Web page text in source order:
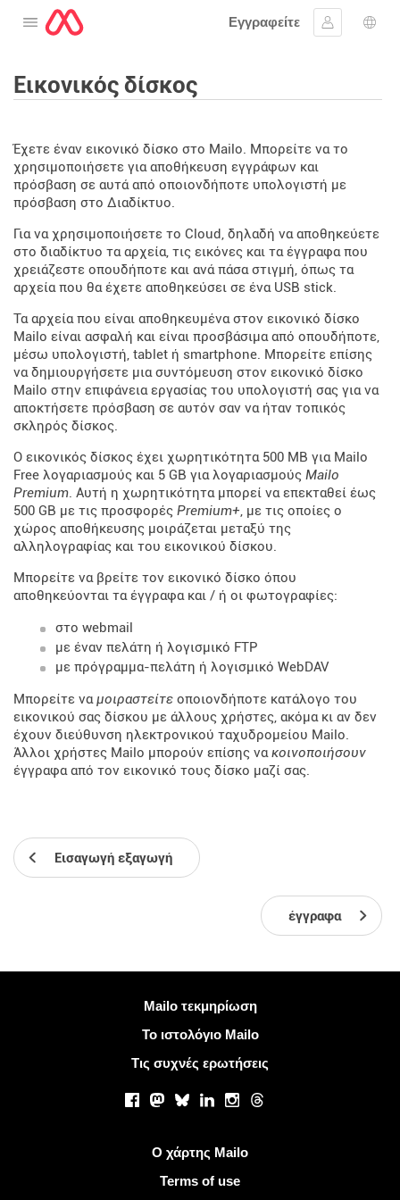
Ανοίξτε το μενού
Εγγραφείτε
Συνδεθείτε
Εικονικός δίσκος
Έχετε έναν εικονικό δίσκο στο Mailo. Μπορείτε να το
χρησιμοποιήσετε για αποθήκευση εγγράφων και
πρόσβαση σε αυτά από οποιονδήποτε υπολογιστή με
πρόσβαση στο Διαδίκτυο.
Για να χρησιμοποιήσετε το Cloud, δηλαδή να αποθηκεύετε
στο διαδίκτυο τα αρχεία, τις εικόνες και τα έγγραφα που
χρειάζεστε οπουδήποτε και ανά πάσα στιγμή, όπως τα
αρχεία που θα έχετε αποθηκεύσει σε ένα USB stick.
Τα αρχεία που είναι αποθηκευμένα στον εικονικό δίσκο
Mailo είναι ασφαλή και είναι προσβάσιμα από οπουδήποτε,
μέσω υπολογιστή, tablet ή smartphone. Μπορείτε επίσης
να δημιουργήσετε μια συντόμευση στον εικονικό δίσκο
Mailo στην επιφάνεια εργασίας του υπολογιστή σας για να
αποκτήσετε πρόσβαση σε αυτόν σαν να ήταν τοπικός
σκληρός δίσκος.
Ο εικονικός δίσκος έχει χωρητικότητα 500 MB για Mailo
Free λογαριασμούς και 5 GB για λογαριασμούς Mailo
Premium. Αυτή η χωρητικότητα μπορεί να επεκταθεί έως
500 GB με τις προσφορές Premium+, με τις οποίες ο
χώρος αποθήκευσης μοιράζεται μεταξύ της
αλληλογραφίας και του εικονικού δίσκου.
Μπορείτε να βρείτε τον εικονικό δίσκο όπου
αποθηκεύονται τα έγγραφα και / ή οι φωτογραφίες:
στο webmail
με έναν πελάτη ή λογισμικό FTP
με πρόγραμμα-πελάτη ή λογισμικό WebDAV
Μπορείτε ναμοιραστείτε οποιονδήποτε κατάλογο του
εικονικού σας δίσκου με άλλους χρήστες, ακόμα κι αν δεν
έχουν διεύθυνση ηλεκτρονικού ταχυδρομείου Mailo.
Άλλοι χρήστες Mailo μπορούν επίσης νακοινοποιήσουν
έγγραφα από τον εικονικό τους δίσκο μαζί σας.
Εισαγωγή εξαγωγή
έγγραφα
Περισσότερες πληροφορίεςMailo τεκμηρίωση
Το ιστολόγιο Mailo
Τις συχνές ερωτήσεις
Facebook
Mastodon
BlueskyLinkedInInstagram
Threads
Ο χάρτης Mailo
Terms of use